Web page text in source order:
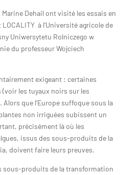
Dehail ont visité les essais en
à l’Université agricole de
Uniwersytetu Rolniczego w
du professeur Wojciech
exigeant : certaines
les tuyaux noirs sur les
Alors que l’Europe suffoque sous la
non irriguées subissent un
précisément là où les
issus des sous-produits de la
doivent faire leurs preuves.
sous-produits de la transformation